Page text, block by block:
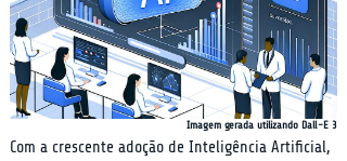
Imagem gerada utilizando Dall-E 3
Com a crescente adoção de Inteligência Artificial,